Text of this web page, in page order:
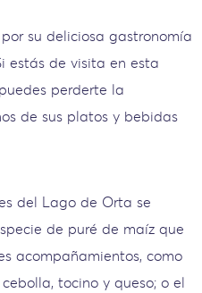
su deliciosa gastronomía
estás de visita en esta
perderte la
de sus platos y bebidas
del Lago de Orta se
de puré de maíz que
acompañamientos, como
tocino y queso; o el